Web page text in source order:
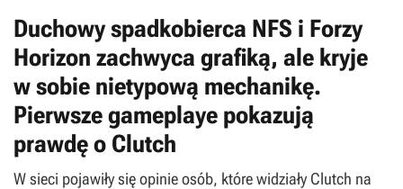
Duchowy spadkobierca NFS i Forzy
Horizon zachwyca grafiką, ale kryje
w sobie nietypową mechanikę.
Pierwsze gameplaye pokazują
prawdę o Clutch
W sieci pojawiły się opinie osób, które widziały Clutch na